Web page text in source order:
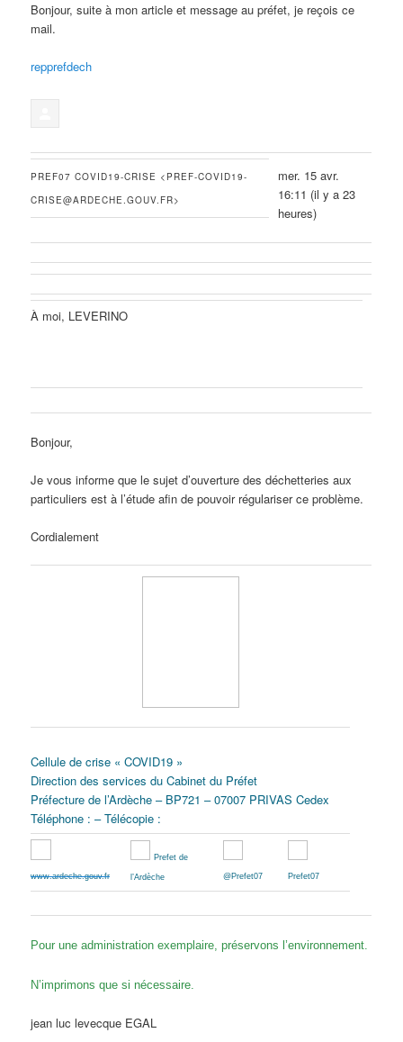
Bonjour, suite à mon article et message au préfet, je reçois ce
mail.
repprefdech
PREF07 COVID19-CRISE <PREF-COVID19-
CRISE@ARDECHE.GOUV.FR>
mer. 15 avr.
16:11 (il y a 23
heures)
À moi, LEVERINO
Bonjour,
Je vous informe que le sujet d’ouverture des déchetteries aux
particuliers est à l’étude afin de pouvoir régulariser ce problème.
Cordialement
Cellule de crise « COVID19 »
Direction des services du Cabinet du Préfet
Préfecture de l’Ardèche – BP721 – 07007 PRIVAS Cedex
Téléphone : – Télécopie :
www.ardeche.gouv.fr
Prefet de
l’Ardèche @Prefet07 Prefet07
Pour une administration exemplaire, préservons l’environnement.
N’imprimons que si nécessaire.
jean luc levecque EGAL